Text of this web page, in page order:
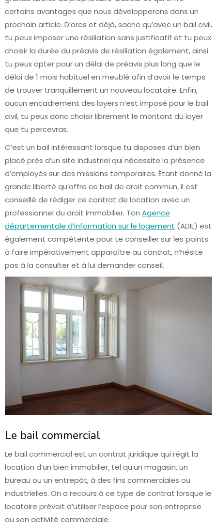
certains avantages que nous développerons dans un
prochain article. D’ores et déjà, sache qu’avec un bail civil,
tu peux imposer une résiliation sans justificatif et tu peux
choisir la durée du préavis de résiliation également, ainsi
tu peux opter pour un délai de préavis plus long que le
délai de 1 mois habituel en meublé afin d’avoir le temps
de trouver tranquillement un nouveau locataire. Enfin,
aucun encadrement des loyers n’est imposé pour le bail
civil, tu peux donc choisir librement le montant du loyer
que tu percevras.
C’est un bail intéressant lorsque tu disposes d’un bien
placé près d’un site industriel qui nécessite la présence
d’employés sur des missions temporaires. Étant donné la
grande liberté qu’offre ce bail de droit commun, il est
conseillé de rédiger ce contrat de location avec un
professionnel du droit immobilier. Ton Agence
départementale d’information sur le logement (ADIL) est
également compétente pour te conseiller sur les points
à faire impérativement apparaître au contrat, n’hésite
pas à la consulter et à lui demander conseil.
Le bail commercial
Le bail commercial est un contrat juridique qui régit la
location d’un bien immobilier, tel qu’un magasin, un
bureau ou un entrepôt, à des fins commerciales ou
industrielles. On a recours à ce type de contrat lorsque le
locataire prévoit d’utiliser l’espace pour son entreprise
ou son activité commerciale.